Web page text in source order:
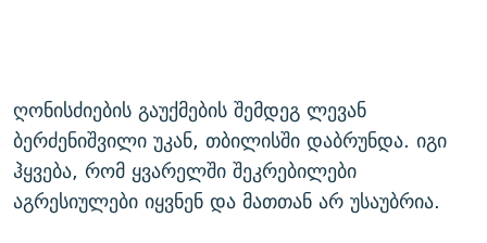
ღონისძიების გაუქმების შემდეგ ლევან
ბერძენიშვილი უკან, თბილისში დაბრუნდა. იგი
ჰყვება, რომ ყვარელში შეკრებილები
აგრესიულები იყვნენ და მათთან არ უსაუბრია.